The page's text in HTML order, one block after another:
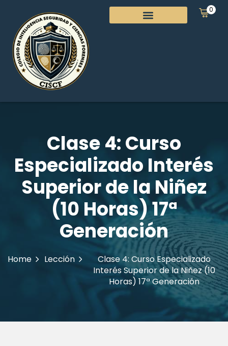
0
Clase 4: Curso
Especializado Interés
Superior de la Niñez
(10 Horas) 17ª
Generación
Home Lección
Clase 4: Curso Especializado
Interés Superior de la Niñez (10
Horas) 17ª Generación